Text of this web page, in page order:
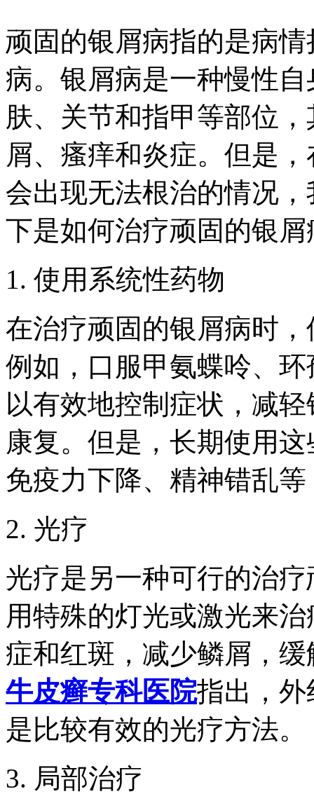
顽固的银屑病指的是病
病。银屑病是一种慢性
肤、关节和指甲等部位
屑、瘙痒和炎症。但是
会出现无法根治的情况
下是如何治疗顽固的银屑
1. 使用系统性药物
在治疗顽固的银屑病时
例如，口服甲氨蝶呤、
以有效地控制症状，减
康复。但是，长期使用
免疫力下降、精神错乱
2. 光疗
光疗是另一种可行的治
用特殊的灯光或激光来
症和红斑，减少鳞屑，
牛皮癣专科医院指出，
是比较有效的光疗方法。
3. 局部治疗